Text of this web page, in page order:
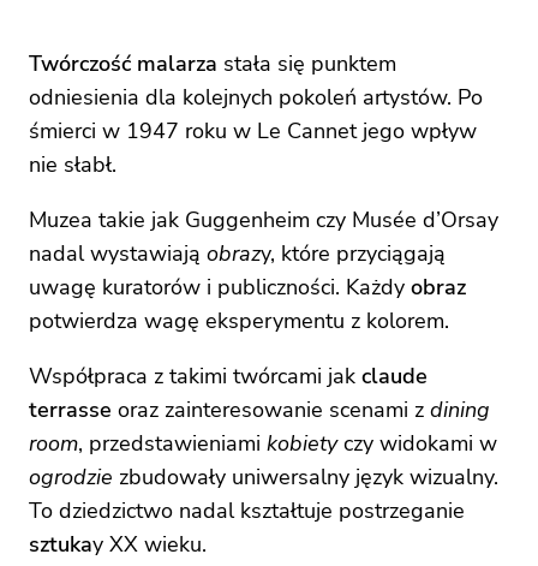
Twórczość malarza stała się punktem
odniesienia dla kolejnych pokoleń artystów. Po
śmierci w 1947 roku w Le Cannet jego wpływ
nie słabł.
Muzea takie jak Guggenheim czy Musée d’Orsay
nadal wystawiają obrazy, które przyciągają
uwagę kuratorów i publiczności. Każdy obraz
potwierdza wagę eksperymentu z kolorem.
Współpraca z takimi twórcami jak claude
terrasse oraz zainteresowanie scenami z dining
room, przedstawieniami kobietyczy widokami w
ogrodzie zbudowały uniwersalny język wizualny.
To dziedzictwo nadal kształtuje postrzeganie
sztukay XX wieku.